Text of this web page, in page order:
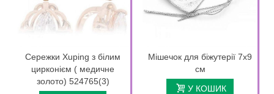
Сережки Xuping з білим
цирконієм ( медичне
золото) 524765(3)
Мішечок для біжутерії 7х9
см
У КОШИК